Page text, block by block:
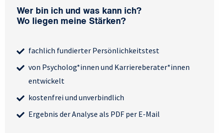
Wer bin ich und was kann ich?
Wo liegen meine Stärken?
fachlich fundierter Persönlichkeitstest
von Psycholog*innen und Karriereberater*innen
entwickelt
kostenfrei und unverbindlich
Ergebnis der Analyse als PDF per E-Mail